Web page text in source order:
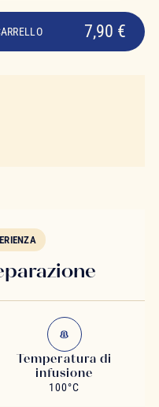
7,90 €
Temperatura di
infusione
100°C